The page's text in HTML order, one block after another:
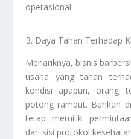
operasional.
Daya Tahan Terhadap
Menariknya, bisnis
usaha yang tahan
kondisi apapun, orang
potong rambut. Bahkan
tetap memiliki
dari sisi protokol